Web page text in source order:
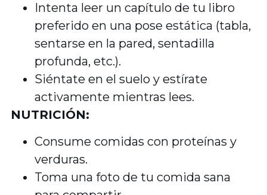
Intenta leer un capítulo de tu libro
preferido en una pose estática (tabla,
sentarse en la pared, sentadilla
profunda, etc.).
Siéntate en el suelo y estírate
activamente mientras lees.
NUTRICIÓN:
Consume comidas con proteínas y
verduras.
Toma una foto de tu comida sana